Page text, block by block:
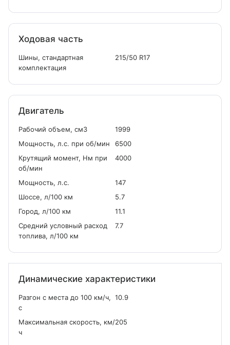
Ходовая часть
Шины, стандартная
комплектация
215/50 R17
Двигатель
Рабочий объем, см3
1999
Мощность, л.с. при об/мин
6500
Крутящий момент, Нм при
об/мин
4000
Мощность, л.с.
147
Шоссе, л/100 км
5.7
Город, л/100 км
11.1
Средний условный расход
топлива, л/100 км
7.7
Динамические характеристики
Разгон с места до 100 км/ч,
с
10.9
Максимальная скорость, км/
ч
205